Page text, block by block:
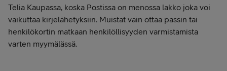
Telia Kaupassa, koska Postissa on menossa lakko joka voi
vaikuttaa kirjelähetyksiin. Muistat vain ottaa passin tai
henkilökortin matkaan henkilöllisyyden varmistamista
varten myymälässä.